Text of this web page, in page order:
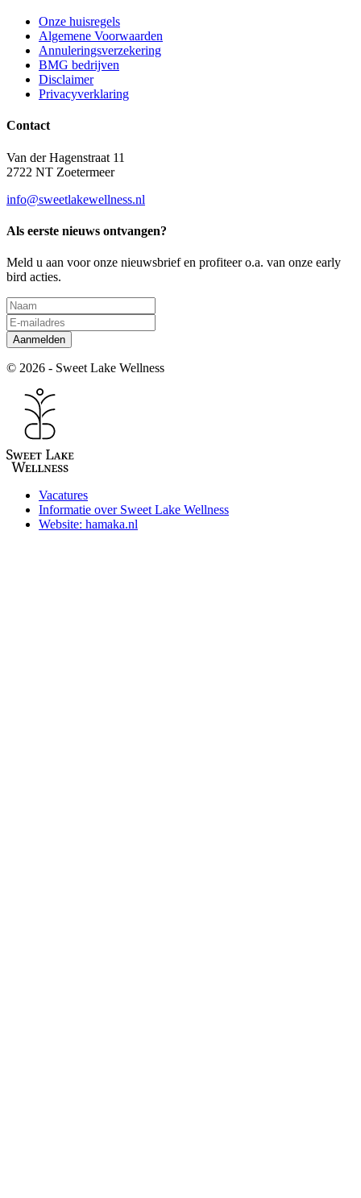
Onze huisregels
Algemene Voorwaarden
Annuleringsverzekering
BMG bedrijven
Disclaimer
Privacyverklaring
Contact
Van der Hagenstraat 11
2722 NT Zoetermeer
info@sweetlakewellness.nl
Als eerste nieuws ontvangen?
Meld u aan voor onze nieuwsbrief en profiteer o.a. van onze early
bird acties.
Aanmelden
© 2026 - Sweet Lake Wellness
Vacatures
Informatie over Sweet Lake Wellness
Website: hamaka.nl